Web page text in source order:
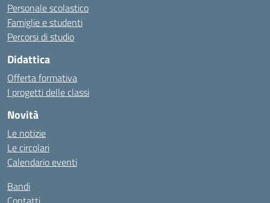
Personale scolastico
Famiglie e studenti
Percorsi di studio
Didattica
Offerta formativa
I progetti delle classi
Novità
Le notizie
Le circolari
Calendario eventi
Bandi